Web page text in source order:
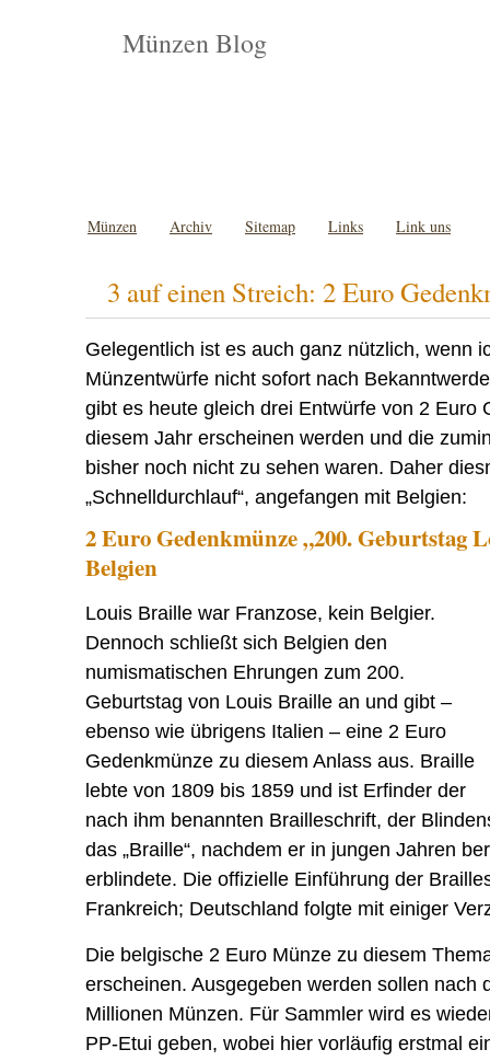
Münzen Blog
Münzen Archiv Sitemap Links Link uns
3 auf einen Streich: 2 Euro
Gelegentlich ist es auch ganz nützlich, wenn
Münzentwürfe nicht sofort nach
gibt es heute gleich drei Entwürfe von 2 Euro
diesem Jahr erscheinen werden und die
bisher noch nicht zu sehen waren. Daher
„Schnelldurchlauf“, angefangen mit Belgien:
2 Euro Gedenkmünze „200. Geburtstag
Belgien
Louis Braille war Franzose, kein Belgier.
Dennoch schließt sich Belgien den
numismatischen Ehrungen zum 200.
Geburtstag von Louis Braille an und gibt –
ebenso wie übrigens Italien – eine 2 Euro
Gedenkmünze zu diesem Anlass aus. Braille
lebte von 1809 bis 1859 und ist Erfinder der
nach ihm benannten Brailleschrift, der
das „Braille“, nachdem er in jungen Jahren
erblindete. Die offizielle Einführung der
Frankreich; Deutschland folgte mit einiger
Die belgische 2 Euro Münze zu diesem
erscheinen. Ausgegeben werden sollen nach
Millionen Münzen. Für Sammler wird es
PP-Etui geben, wobei hier vorläufig erstmal